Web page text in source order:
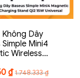
Dây
Simple Mini4
Wireless
₫1.748.333₫